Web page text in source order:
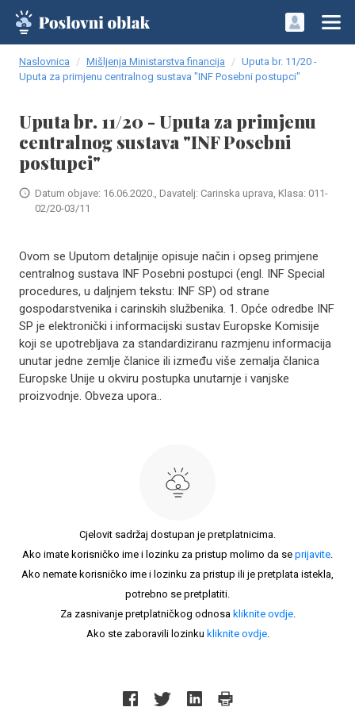
Naslovnica Mišljenja Ministarstva financija
Uputa br. 11/20 -
Uputa za primjenu centralnog sustava "INF Posebni postupci"
Uputa br. 11/20 - Uputa za primjenu
centralnog sustava "INF Posebni
postupci"
Datum objave: 16.06.2020., Davatelj: Carinska uprava, Klasa: 011-
02/20-03/11
Ovom se Uputom detaljnije opisuje način i opseg primjene
centralnog sustava INF Posebni postupci (engl. INF Special
procedures, u daljnjem tekstu: INF SP) od strane
gospodarstvenika i carinskih službenika. 1. Opće odredbe INF
SP je elektronički i informacijski sustav Europske Komisije
koji se upotrebljava za standardiziranu razmjenu informacija
unutar jedne zemlje članice ili između više zemalja članica
Europske Unije u okviru postupka unutarnje i vanjske
proizvodnje. Obveza upora..
Cjelovit sadržaj dostupan je pretplatnicima.
Ako imate korisničko ime i lozinku za pristup molimo da se prijavite.
Ako nemate korisničko ime i lozinku za pristup ili je pretplata istekla,
potrebno se pretplatiti.
Za zasnivanje pretplatničkog odnosa kliknite ovdje.
Ako ste zaboravili lozinku kliknite ovdje.